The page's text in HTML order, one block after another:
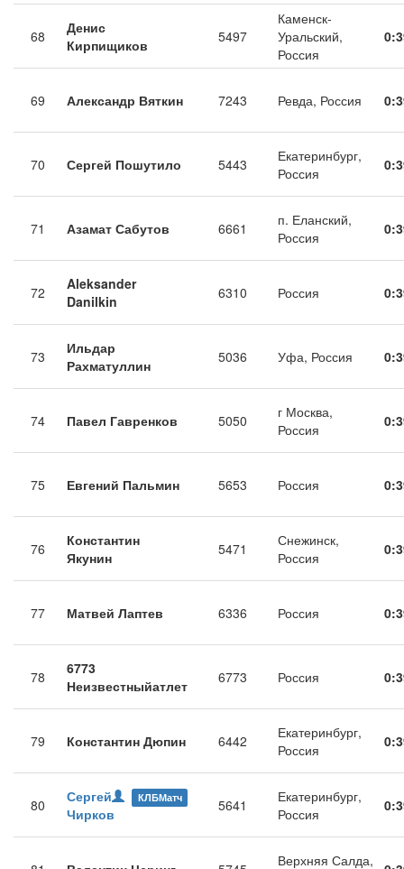
68
Денис
Кирпищиков
5497
Каменск-
Уральский,
Россия
69 Александр Вяткин 7243 Ревда, Россия
70 Сергей Пошутило 5443
Екатеринбург,
Россия
71 Азамат Сабутов 6661
п. Еланский,
Россия
72
Aleksander
Danilkin
6310 Россия
73
Ильдар
Рахматуллин
5036 Уфа, Россия
74 Павел Гавренков 5050
г Москва,
Россия
75 Евгений Пальмин 5653 Россия
76
Константин
Якунин
5471
Снежинск,
Россия
77 Матвей Лаптев 6336 Россия
78
6773
Неизвестныйатлет
6773 Россия
79 Константин Дюпин 6442
Екатеринбург,
Россия
80 КЛБМатч
Сергей
Чирков
5641
Екатеринбург,
Россия
Верхняя Салда,